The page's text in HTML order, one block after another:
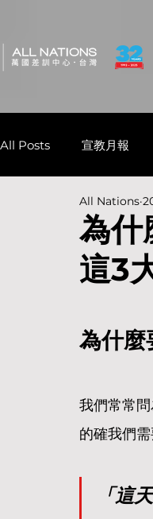
All Posts 宣教月報
為什
這3
All Nations
為什麼
我們常常
的確我們
「這